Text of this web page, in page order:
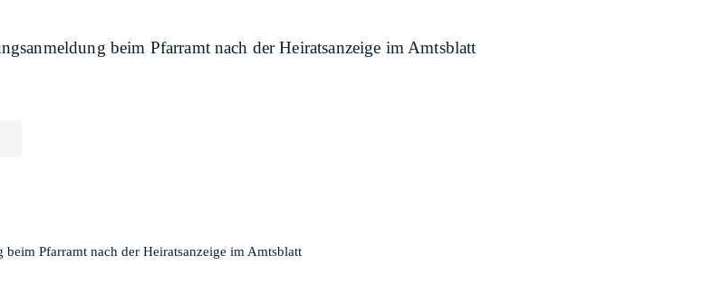
beim Pfarramt nach der Heiratsanzeige im Amtsblatt
Pfarramt nach der Heiratsanzeige im Amtsblatt